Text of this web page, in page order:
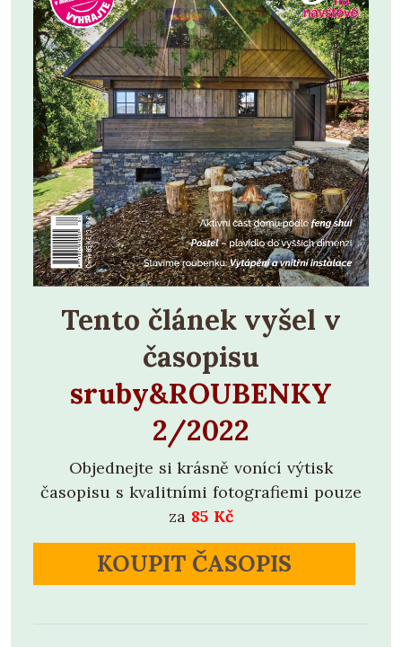
Tento článek vyšel v
časopisu
sruby&ROUBENKY
2/2022
Objednejte si krásně vonící výtisk
časopisu s kvalitními fotografiemi pouze
za 85 Kč
KOUPIT ČASOPIS